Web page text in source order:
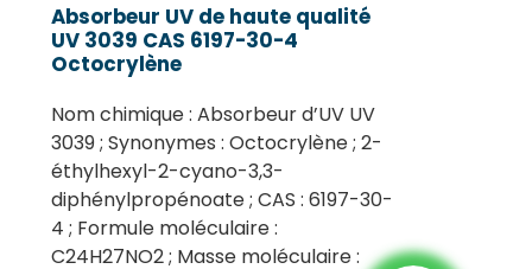
Absorbeur UV de haute qualité
UV 3039 CAS 6197-30-4
Octocrylène
Nom chimique : Absorbeur d’UV UV
3039 ; Synonymes : Octocrylène ; 2-
éthylhexyl-2-cyano-3,3-
diphénylpropénoate ; CAS : 6197-30-
4 ; Formule moléculaire :
C24H27NO2 ; Masse moléculaire :